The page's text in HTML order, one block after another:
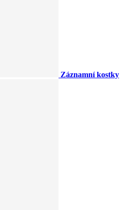
Záznamní kostky